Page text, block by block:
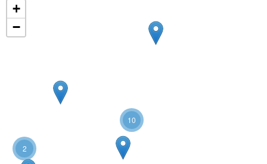
10
2
+
−